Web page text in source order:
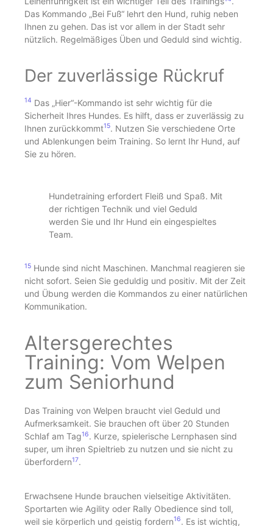
Das Kommando „Bei Fuß“ lehrt den Hund, ruhig neben
Ihnen zu gehen. Das ist vor allem in der Stadt sehr
nützlich. Regelmäßiges Üben und Geduld sind wichtig.
Der zuverlässige Rückruf
14 Das „Hier“-Kommando ist sehr wichtig für die
Sicherheit Ihres Hundes. Es hilft, dass er zuverlässig zu
Ihnen zurückkommt15. Nutzen Sie verschiedene Orte
und Ablenkungen beim Training. So lernt Ihr Hund, auf
Sie zu hören.
Hundetraining erfordert Fleiß und Spaß. Mit
der richtigen Technik und viel Geduld
werden Sie und Ihr Hund ein eingespieltes
Team.
15 Hunde sind nicht Maschinen. Manchmal reagieren sie
nicht sofort. Seien Sie geduldig und positiv. Mit der Zeit
und Übung werden die Kommandos zu einer natürlichen
Kommunikation.
Altersgerechtes
Training: Vom Welpen
zum Seniorhund
Das Training von Welpen braucht viel Geduld und
Aufmerksamkeit. Sie brauchen oft über 20 Stunden
Schlaf am Tag16. Kurze, spielerische Lernphasen sind
super, um ihren Spieltrieb zu nutzen und sie nicht zu
überfordern17.
Erwachsene Hunde brauchen vielseitige Aktivitäten.
Sportarten wie Agility oder Rally Obedience sind toll,
weil sie körperlich und geistig fordern16. Es ist wichtig,